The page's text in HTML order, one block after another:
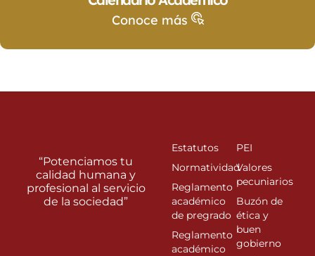
Conoce más
“Potenciamos tu
calidad humana y
profesional al servicio
de la sociedad”
Estatutos
Normatividad
Reglamento
académico
de pregrado
Reglamento
académico
PEI
Valores
pecuniarios
Buzón de
ética y
buen
gobierno